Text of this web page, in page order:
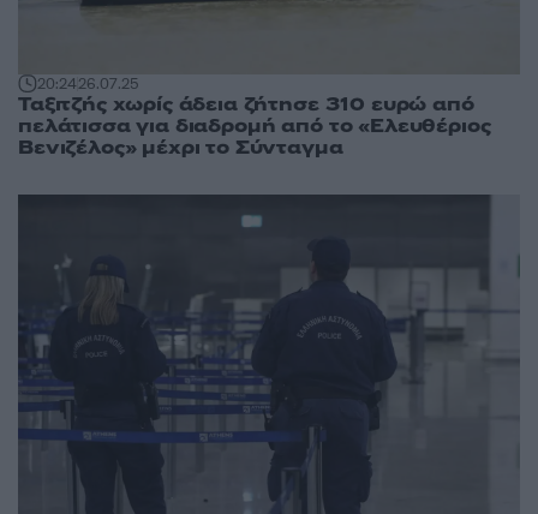
20:2426.07.25
Ταξιτζής χωρίς άδεια ζήτησε 310 ευρώ από
πελάτισσα για διαδρομή από το «Ελευθέριος
Βενιζέλος» μέχρι το Σύνταγμα